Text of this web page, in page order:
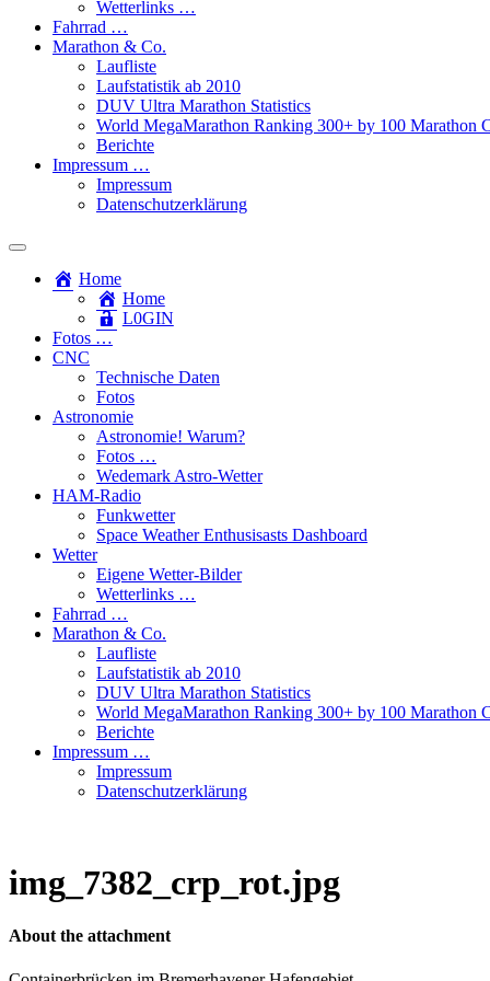
Wetterlinks …
Fahrrad …
Marathon & Co.
Laufliste
Laufstatistik ab 2010
DUV Ultra Marathon Statistics
World MegaMarathon Ranking 300+ by 100 Marathon
Berichte
Impressum …
Impressum
Datenschutzerklärung
Toggle
search
field
Home
Home
L​0​​GIN
Fotos …
CNC
Technische Daten
Fotos
Astronomie
Astronomie! Warum?
Fotos …
Wedemark Astro-Wetter
HAM-Radio
Funkwetter
Space Weather Enthusisasts Dashboard
Wetter
Eigene Wetter-Bilder
Wetterlinks …
Fahrrad …
Marathon & Co.
Laufliste
Laufstatistik ab 2010
DUV Ultra Marathon Statistics
World MegaMarathon Ranking 300+ by 100 Marathon
Berichte
Impressum …
Impressum
Datenschutzerklärung
img_7382_crp_rot.jpg
About the attachment